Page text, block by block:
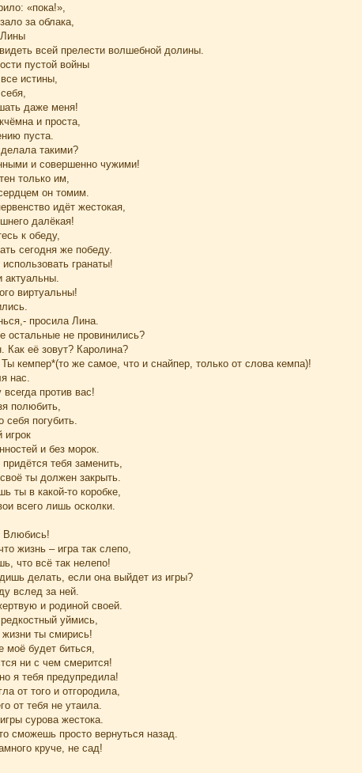
«пока!»,
за облака,
всей прелести волшебной долины.
пустой войны
истины,
даже меня!
и проста,
пуста.
такими?
и совершенно чужими!
только им,
он томим.
идёт жестокая,
далёкая!
к обеду,
сегодня же победу.
гранаты!
виртуальны!
просила Лина.
остальные не провинились?
Как её зовут? Каролина?
кемпер*(то же самое, что и снайпер, только от слова кемпа)!
нас.
против вас!
полюбить,
погубить.
игрок
и без морок.
тебя заменить,
ты должен закрыть.
ты в какой-то коробке,
всего лишь осколки.
Влюбись!
жизнь – игра так слепо,
что всё так нелепо!
делать, если она выйдет из игры?
вслед за ней.
и родиной своей.
уймись,
ты смирись!
моё будет биться,
ни с чем смерится!
я тебя предупредила!
от того и отгородила,
от тебя не утаила.
сурова жестока.
сможешь просто вернуться назад.
круче, не сад!